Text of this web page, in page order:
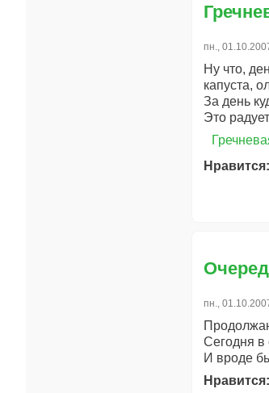
пн.,
Ну что,
капуста,
За день
Это
Нравится:
пн.,
Сегодня в
И вроде
Нравится: